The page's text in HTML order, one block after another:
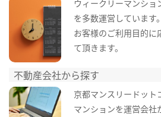
ウィークリーマンシ
を多数運営しています。
お客様のご利用目的に
て頂きます。
不動産会社から探す
京都マンスリードット
マンションを運営会社